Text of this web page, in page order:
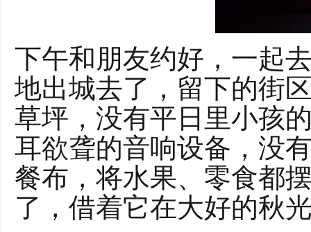
下午和朋友约好，一起
地出城去了，留下的街
草坪，没有平日里小孩
耳欲聋的音响设备，没
餐布，将水果、零食都
了，借着它在大好的秋